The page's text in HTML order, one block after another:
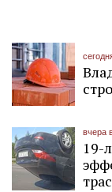
вчера
19-